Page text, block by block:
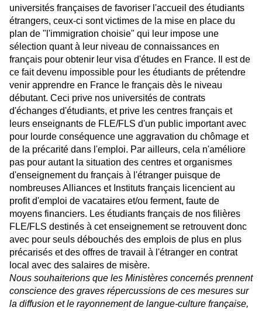
universités françaises de favoriser l'accueil des étudiants
étrangers, ceux-ci sont victimes de la mise en place du
plan de "l'immigration choisie" qui leur impose une
sélection quant à leur niveau de connaissances en
français pour obtenir leur visa d'études en France. Il est de
ce fait devenu impossible pour les étudiants de prétendre
venir apprendre en France le français dès le niveau
débutant. Ceci prive nos universités de contrats
d'échanges d'étudiants, et prive les centres français et
leurs enseignants de FLE/FLS d'un public important avec
pour lourde conséquence une aggravation du chômage et
de la précarité dans l'emploi. Par ailleurs, cela n'améliore
pas pour autant la situation des centres et organismes
d'enseignement du français à l'étranger puisque de
nombreuses Alliances et Instituts français licencient au
profit d'emploi de vacataires et/ou ferment, faute de
moyens financiers. Les étudiants français de nos filières
FLE/FLS destinés à cet enseignement se retrouvent donc
avec pour seuls débouchés des emplois de plus en plus
précarisés et des offres de travail à l'étranger en contrat
local avec des salaires de misère.
Nous souhaiterions que les Ministères concernés prennent
conscience des graves répercussions de ces mesures sur
la diffusion et le rayonnement de langue-culture française,